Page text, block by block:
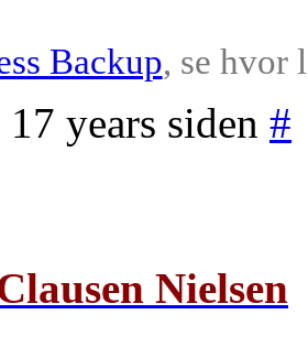
Backup, se hvor
years siden #
Nielsen